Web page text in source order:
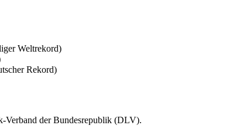
Weltrekord)
Rekord)
Verband der Bundesrepublik (DLV).